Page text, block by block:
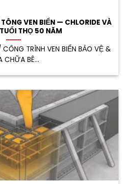
VEN BIỂN — CHLORIDE VÀ
THỌ 50 NĂM
TRÌNH VEN BIỂN BẢO VỆ &
CHỮA BÊ...